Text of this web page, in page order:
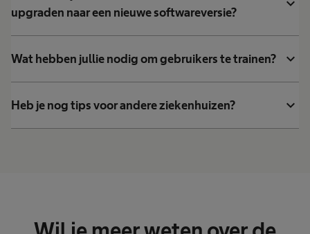
upgraden naar een nieuwe softwareversie?
Wat hebben jullie nodig om gebruikers te trainen? expand_more
Heb je nog tips voor andere ziekenhuizen? expand_more